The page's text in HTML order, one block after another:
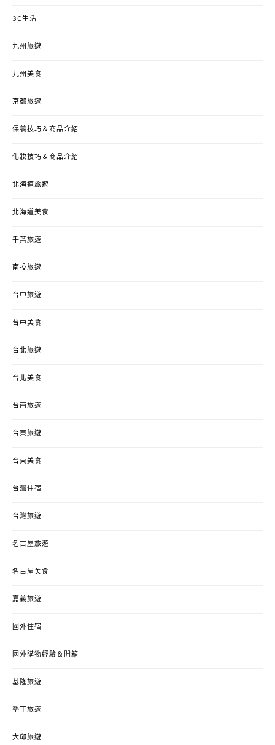
3C生活
九州旅遊
九州美食
京都旅遊
保養技巧＆商品介紹
化妝技巧＆商品介紹
北海道旅遊
北海道美食
千葉旅遊
南投旅遊
台中旅遊
台中美食
台北旅遊
台北美食
台南旅遊
台東旅遊
台東美食
台灣住宿
台灣旅遊
名古屋旅遊
名古屋美食
嘉義旅遊
國外住宿
國外購物經驗＆開箱
基隆旅遊
墾丁旅遊
大邱旅遊